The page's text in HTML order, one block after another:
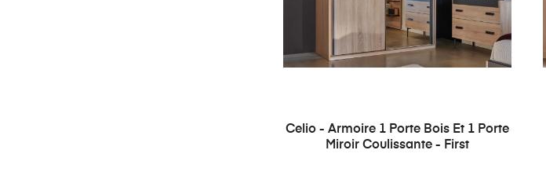
Celio - Armoire 1 Porte Bois Et 1 Porte
Miroir Coulissante - First